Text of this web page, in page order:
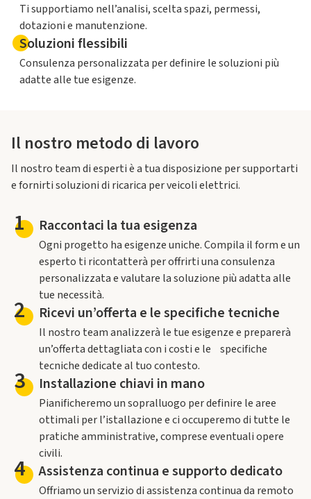
Ti supportiamo nell’analisi, scelta spazi, permessi,
dotazioni e manutenzione.
Soluzioni flessibili
Consulenza personalizzata per definire le soluzioni più
adatte alle tue esigenze.
Il nostro metodo di lavoro
Il nostro team di esperti è a tua disposizione per supportarti
e fornirti soluzioni di ricarica per veicoli elettrici.
1 Raccontaci la tua esigenza
Ogni progetto ha esigenze uniche. Compila il form e un
esperto ti ricontatterà per offrirti una consulenza
personalizzata e valutare la soluzione più adatta alle
tue necessità.
2 Ricevi un’offerta e le specifiche tecniche
Il nostro team analizzerà le tue esigenze e preparerà
un’offerta dettagliata con i costi e le specifiche
tecniche dedicate al tuo contesto.
3 Installazione chiavi in mano
Pianificheremo un sopralluogo per definire le aree
ottimali per l’istallazione e ci occuperemo di tutte le
pratiche amministrative, comprese eventuali opere
civili.
4 Assistenza continua e supporto dedicato
Offriamo un servizio di assistenza continua da remoto